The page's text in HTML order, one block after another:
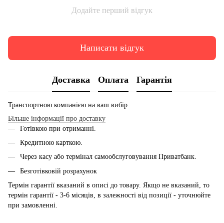
Додайте перший відгук
Написати відгук
Доставка Оплата Гарантія
Транспортною компанією на ваш вибір
Більше інформації про доставку
Готівкою при отриманні.
Кредитною карткою.
Через касу або термінал самообслуговування Приватбанк.
Безготівковій розрахунок
Термін гарантії вказаний в описі до товару. Якщо не вказаний, то
термін гарантії - 3-6 місяців, в залежності від позиції - уточнюйте
при замовленні.